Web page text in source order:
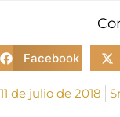
Facebook
11 de julio de 2018